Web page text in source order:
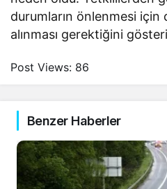
durumların önlenmesi için
alınması gerektiğini
Post Views: 86
Benzer Haberler